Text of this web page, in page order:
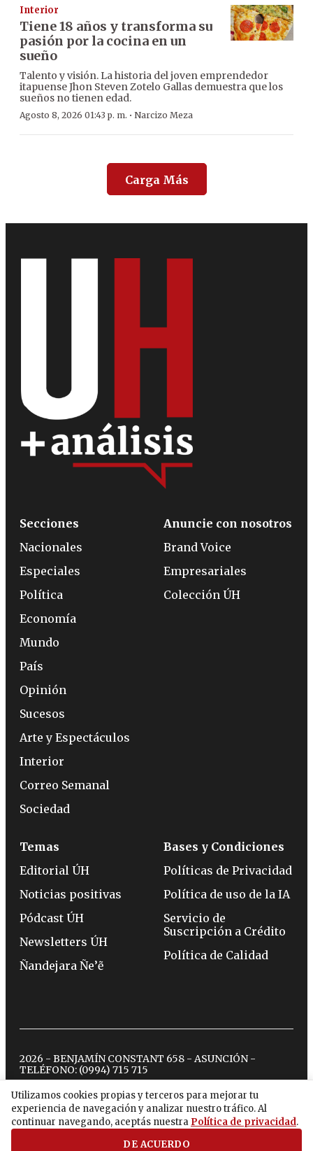
Interior
Tiene 18 años y transforma su
pasión por la cocina en un
sueño
Talento y visión. La historia del joven emprendedor
itapuense Jhon Steven Zotelo Gallas demuestra que los
sueños no tienen edad.
Agosto 8, 2026 01:43 p. m. · Narcizo Meza
Carga Más
Utilizamos cookies propias y terceros para mejorar tu
experiencia de navegación y analizar nuestro tráfico. Al
continuar navegando, aceptás nuestra Política de privacidad.
DE ACUERDO
Secciones
Nacionales
Especiales
Política
Economía
Mundo
País
Opinión
Sucesos
Arte y Espectáculos
Interior
Correo Semanal
Sociedad
Anuncie con nosotros
Brand Voice
Empresariales
Colección ÚH
Temas
Editorial ÚH
Noticias positivas
Pódcast ÚH
Newsletters ÚH
Ñandejara Ñe’ẽ
Bases y Condiciones
Políticas de Privacidad
Política de uso de la IA
Servicio de
Suscripción a Crédito
Política de Calidad
2026 - BENJAMÍN CONSTANT 658 - ASUNCIÓN -
TELÉFONO: (0994) 715 715
twitterinstagram
facebook
tiktokyoutubespotify